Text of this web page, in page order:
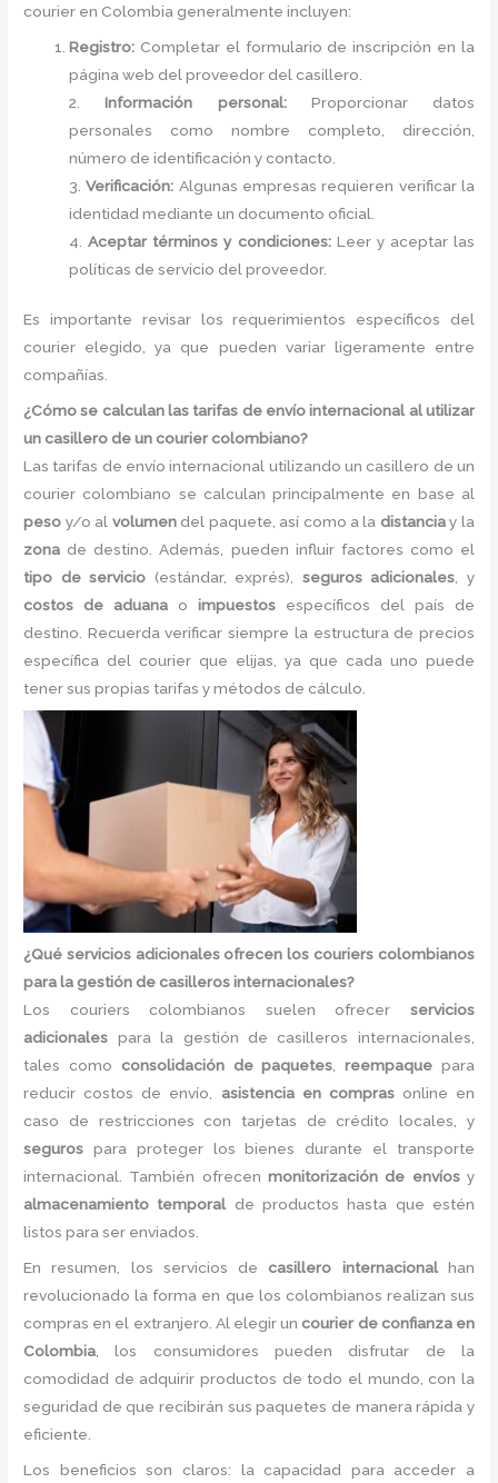
courier en Colombia generalmente incluyen:
Registro: Completar el formulario de inscripción en la
página web del proveedor del casillero.
2.Información personal:Proporcionar datos
personales como nombre completo, dirección,
número de identificación y contacto.
3.Verificación: Algunas empresas requieren verificar la
identidad mediante un documento oficial.
4.Aceptar términos y condiciones:Leer y aceptar las
políticas de servicio del proveedor.
Es importante revisar los requerimientos específicos del
courier elegido, ya que pueden variar ligeramente entre
compañías.
¿Cómo se calculan las tarifas de envío internacional al utilizar
un casillero de un courier colombiano?
Las tarifas de envío internacional utilizando un casillero de un
courier colombiano se calculan principalmente en base al
peso y/o al volumendel paquete, así como a la distanciay la
zona de destino. Además, pueden influir factores como el
tipo de servicio (estándar, exprés), seguros adicionales, y
costos de aduana oimpuestos específicos del país de
destino. Recuerda verificar siempre la estructura de precios
específica del courier que elijas, ya que cada uno puede
tener sus propias tarifas y métodos de cálculo.
¿Qué servicios adicionales ofrecen los couriers colombianos
para la gestión de casilleros internacionales?
Los couriers colombianos suelen ofrecer servicios
adicionales para la gestión de casilleros internacionales,
tales como consolidación de paquetes ,reempaque para
reducir costos de envío, asistencia en comprasonline en
caso de restricciones con tarjetas de crédito locales, y
seguros para proteger los bienes durante el transporte
internacional. También ofrecen monitorización de envíosy
almacenamiento temporal de productos hasta que estén
listos para ser enviados.
En resumen, los servicios de casillero internacionalhan
revolucionado la forma en que los colombianos realizan sus
compras en el extranjero. Al elegir un courier de confianza en
Colombia , los consumidores pueden disfrutar de la
comodidad de adquirir productos de todo el mundo, con la
seguridad de que recibirán sus paquetes de manera rápida y
eficiente.
Los beneficios son claros: la capacidad para acceder a